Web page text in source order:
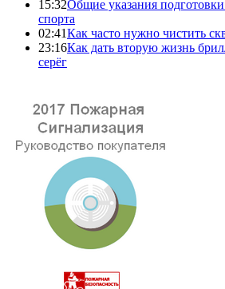
15:32Общие указания
спорта
02:41Как часто нужно чистить
23:16Как дать вторую жизнь
серёг